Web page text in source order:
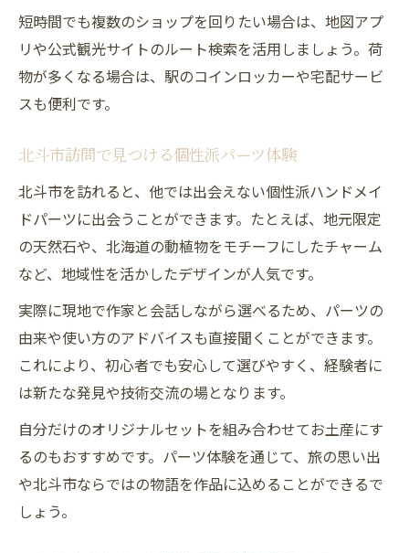
土産
ハンドメイド体験をお土産に活かす工夫術
短時間でも複数のショップを回りたい場合は、地図アプ
リや公式観光サイトのルート検索を活用しましょう。荷
物が多くなる場合は、駅のコインロッカーや宅配サービ
スも便利です。
北斗市訪問で見つける個性派パーツ体験
北斗市を訪れると、他では出会えない個性派ハンドメイ
ドパーツに出会うことができます。たとえば、地元限定
の天然石や、北海道の動植物をモチーフにしたチャーム
など、地域性を活かしたデザインが人気です。
実際に現地で作家と会話しながら選べるため、パーツの
由来や使い方のアドバイスも直接聞くことができます。
これにより、初心者でも安心して選びやすく、経験者に
は新たな発見や技術交流の場となります。
自分だけのオリジナルセットを組み合わせてお土産にす
るのもおすすめです。パーツ体験を通じて、旅の思い出
や北斗市ならではの物語を作品に込めることができるで
しょう。